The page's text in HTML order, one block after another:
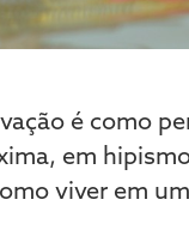
é como
em
viver em